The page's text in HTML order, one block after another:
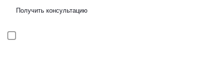
Получить консультацию